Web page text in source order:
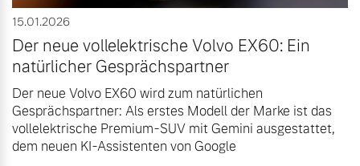
15.01.2026
Der neue vollelektrische Volvo EX60: Ein
natürlicher Gesprächspartner
Der neue Volvo EX60 wird zum natürlichen
Gesprächspartner: Als erstes Modell der Marke ist das
vollelektrische Premium-SUV mit Gemini ausgestattet,
dem neuen KI-Assistenten von Google